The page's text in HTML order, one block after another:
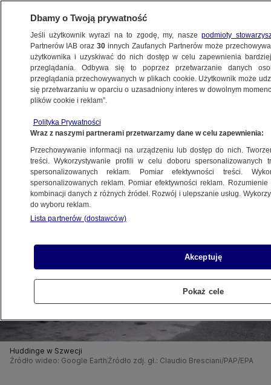
ŚWIAT
6.03.2025, 14:54
Udostępnij
Huddinge w Szwecji
Źródło wideo: Google Earth Źródło zdj. gł.: Claudio Bresciani/PAP/EPA
Dbamy o Twoją prywatność
Jeśli użytkownik wyrazi na to zgodę, my, naszepodmioty
Partnerów IAB oraz30 innych Zaufanych Partnerów może
użytkownika i uzyskiwać do nich dostęp w celu zapewnienia
przeglądania. Odbywa się to poprzez przetwarzanie danych
przeglądania przechowywanych w plikach cookie. Użytkownik może
się przetwarzaniu w oparciu o uzasadniony interes w dowolnym
plików cookie i reklam”.
Polityka Prywatności
Wraz z naszymi partnerami przetwarzamy dane w celu zapewnienia:
Przechowywanie informacji na urządzeniu lub dostęp do nich.
treści. Wykorzystywanie profili w celu doboru spersonalizowanych
spersonalizowanych reklam. Pomiar efektywności treści.
spersonalizowanych reklam. Pomiar efektywności reklam.
kombinacji danych z różnych źródeł. Rozwój i ulepszanie usług.
do wyboru reklam.
Lista partnerów (dostawców)
Akceptuję
Pokaż cele